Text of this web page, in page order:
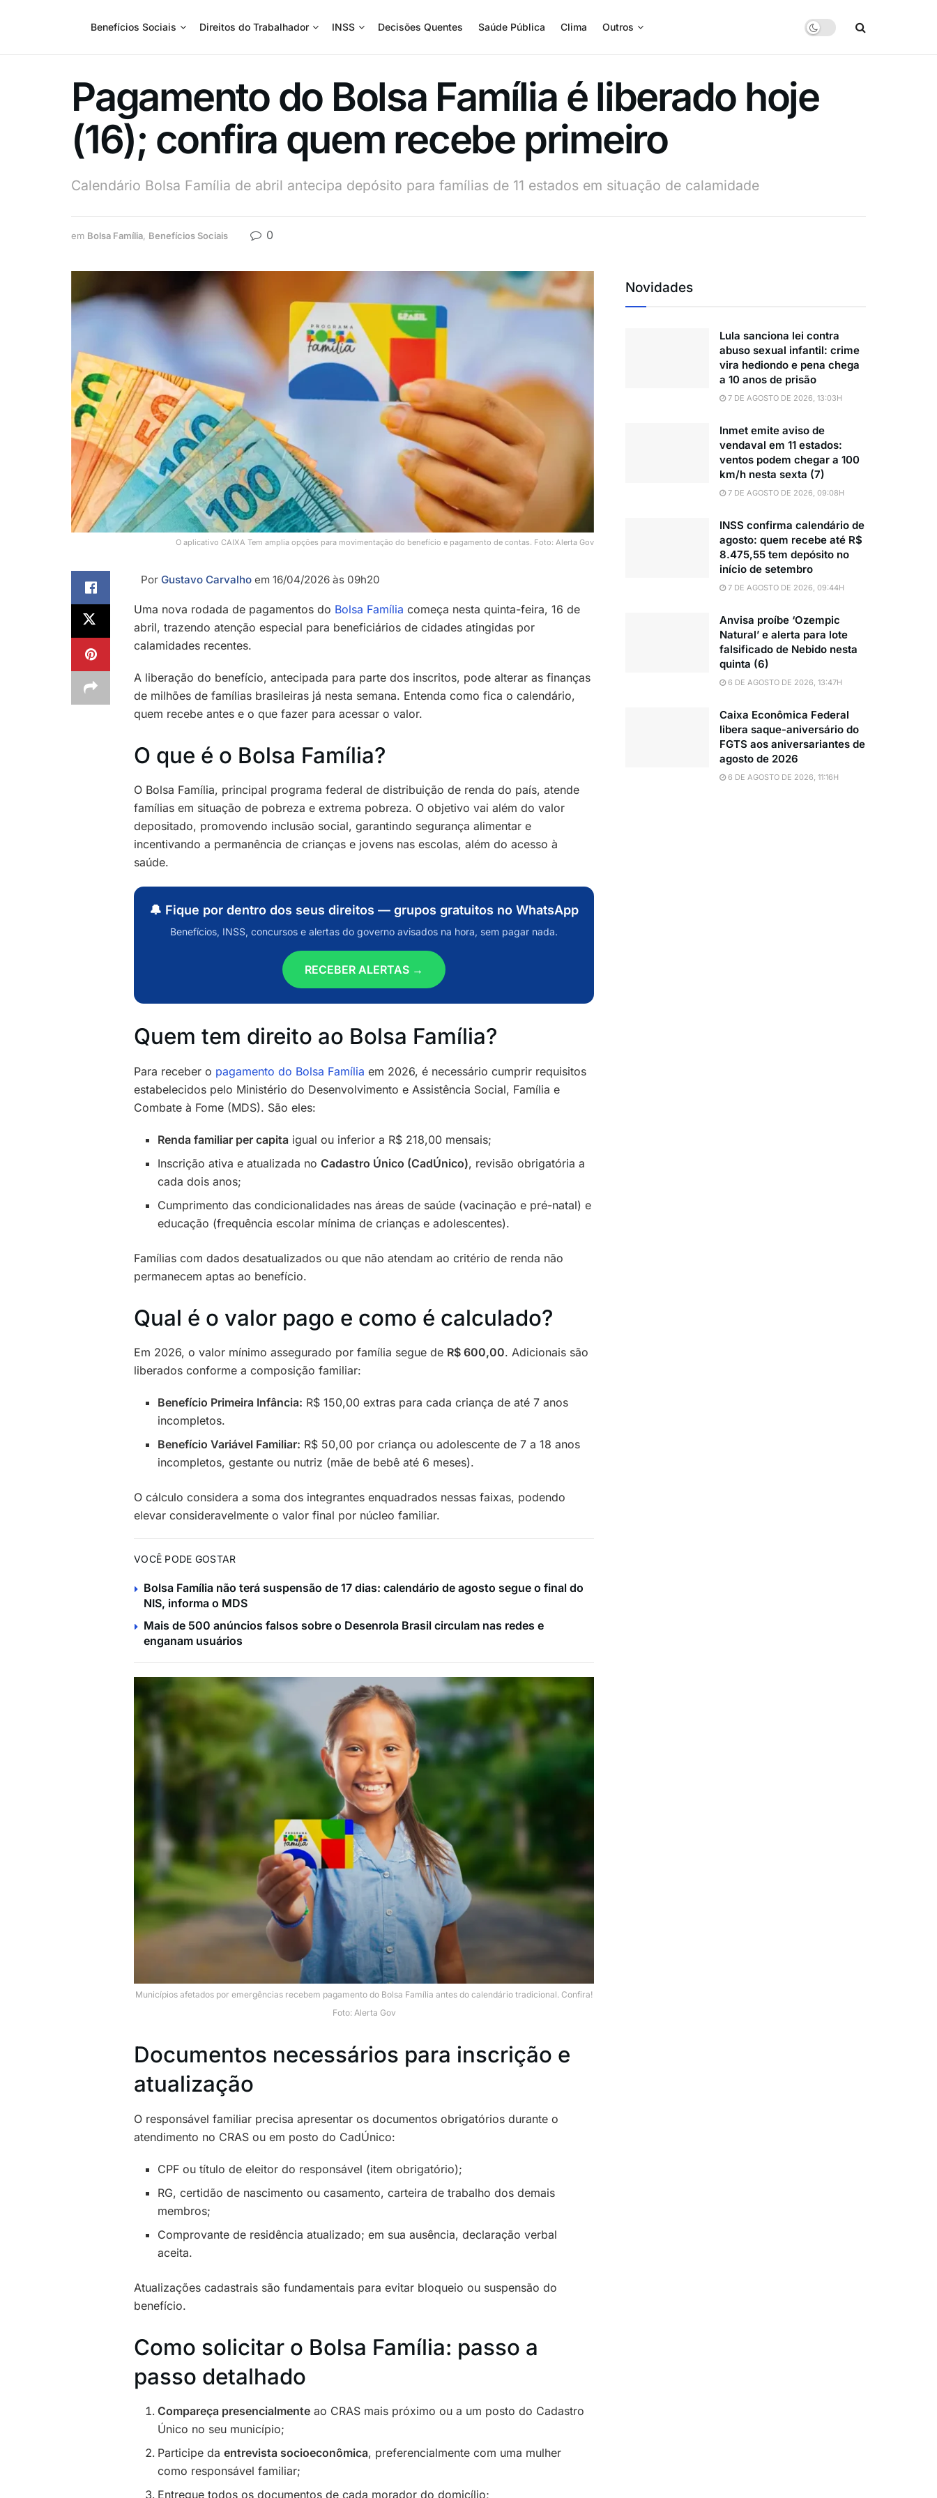
Benefícios Sociais Direitos do Trabalhador INSS Decisões Quentes Saúde Pública Clima Outros
Pagamento do Bolsa Família é liberado hoje
(16); confira quem recebe primeiro
Calendário Bolsa Família de abril antecipa depósito para famílias de 11 estados em situação de calamidade
em Bolsa Família, Benefícios Sociais 0
O aplicativo CAIXA Tem amplia opções para movimentação do benefício e pagamento de contas. Foto: Alerta Gov
Por Gustavo Carvalho em 16/04/2026 às 09h20
Uma nova rodada de pagamentos do Bolsa Família começa nesta quinta-feira, 16 de
abril, trazendo atenção especial para beneficiários de cidades atingidas por
calamidades recentes.
A liberação do benefício, antecipada para parte dos inscritos, pode alterar as finanças
de milhões de famílias brasileiras já nesta semana. Entenda como fica o calendário,
quem recebe antes e o que fazer para acessar o valor.
O que é o Bolsa Família?
O Bolsa Família, principal programa federal de distribuição de renda do país, atende
famílias em situação de pobreza e extrema pobreza. O objetivo vai além do valor
depositado, promovendo inclusão social, garantindo segurança alimentar e
incentivando a permanência de crianças e jovens nas escolas, além do acesso à
saúde.
🔔 Fique por dentro dos seus direitos — grupos gratuitos no WhatsApp
Benefícios, INSS, concursos e alertas do governo avisados na hora, sem pagar nada.
RECEBER ALERTAS →
Quem tem direito ao Bolsa Família?
Para receber o pagamento do Bolsa Família em 2026, é necessário cumprir requisitos
estabelecidos pelo Ministério do Desenvolvimento e Assistência Social, Família e
Combate à Fome (MDS). São eles:
Renda familiar per capita igual ou inferior a R$ 218,00 mensais;
Inscrição ativa e atualizada noCadastro Único (CadÚnico), revisão obrigatória a
cada dois anos;
Cumprimento das condicionalidades nas áreas de saúde (vacinação e pré-natal) e
educação (frequência escolar mínima de crianças e adolescentes).
Famílias com dados desatualizados ou que não atendam ao critério de renda não
permanecem aptas ao benefício.
Qual é o valor pago e como é calculado?
Em 2026, o valor mínimo assegurado por família segue de R$ 600,00. Adicionais são
liberados conforme a composição familiar:
Benefício Primeira Infância: R$ 150,00 extras para cada criança de até 7 anos
incompletos.
Benefício Variável Familiar: R$ 50,00 por criança ou adolescente de 7 a 18 anos
incompletos, gestante ou nutriz (mãe de bebê até 6 meses).
O cálculo considera a soma dos integrantes enquadrados nessas faixas, podendo
elevar consideravelmente o valor final por núcleo familiar.
VOCÊ PODE GOSTAR
Bolsa Família não terá suspensão de 17 dias: calendário de agosto segue o final do
NIS, informa o MDS
Mais de 500 anúncios falsos sobre o Desenrola Brasil circulam nas redes e
enganam usuários
Municípios afetados por emergências recebem pagamento do Bolsa Família antes do calendário tradicional. Confira!
Foto: Alerta Gov
Documentos necessários para inscrição e
atualização
O responsável familiar precisa apresentar os documentos obrigatórios durante o
atendimento no CRAS ou em posto do CadÚnico:
CPF ou título de eleitor do responsável (item obrigatório);
RG, certidão de nascimento ou casamento, carteira de trabalho dos demais
membros;
Comprovante de residência atualizado; em sua ausência, declaração verbal
aceita.
Atualizações cadastrais são fundamentais para evitar bloqueio ou suspensão do
benefício.
Como solicitar o Bolsa Família: passo a
passo detalhado
Compareça presencialmente ao CRAS mais próximo ou a um posto do Cadastro
Único no seu município;
Participe daentrevista socioeconômica, preferencialmente com uma mulher
como responsável familiar;
Entregue todos os documentos de cada morador do domicílio;
Novidades
Lula sanciona lei contra
abuso sexual infantil: crime
vira hediondo e pena chega
a 10 anos de prisão
7 DE AGOSTO DE 2026, 13:03H
Inmet emite aviso de
vendaval em 11 estados:
ventos podem chegar a 100
km/h nesta sexta (7)
7 DE AGOSTO DE 2026, 09:08H
INSS confirma calendário de
agosto: quem recebe até R$
8.475,55 tem depósito no
início de setembro
7 DE AGOSTO DE 2026, 09:44H
Anvisa proíbe ‘Ozempic
Natural’ e alerta para lote
falsificado de Nebido nesta
quinta (6)
6 DE AGOSTO DE 2026, 13:47H
Caixa Econômica Federal
libera saque-aniversário do
FGTS aos aniversariantes de
agosto de 2026
6 DE AGOSTO DE 2026, 11:16H